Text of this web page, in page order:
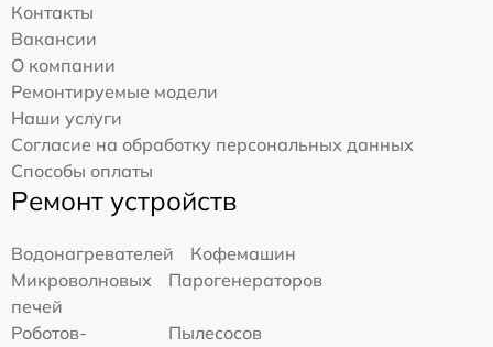
Контакты
Вакансии
О компании
Ремонтируемые модели
Наши услуги
Согласие на обработку персональных данных
Способы оплаты
Ремонт устройств
Водонагревателей
Кофемашин
Микроволновых
печей
Парогенераторов
Роботов-
Пылесосов